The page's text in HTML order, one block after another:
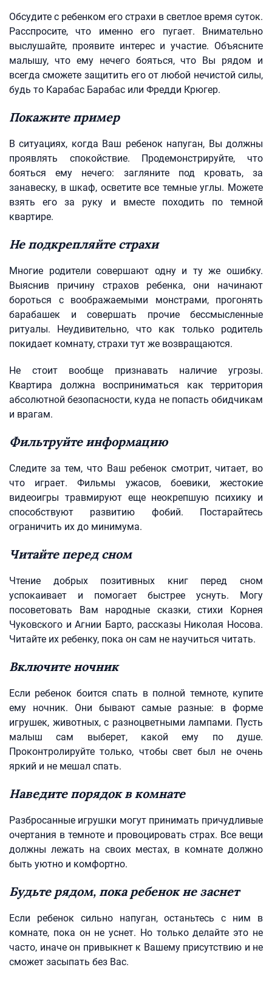
Обсудите с ребенком его страхи в светлое время суток.
Расспросите, что именно его пугает. Внимательно
выслушайте, проявите интерес и участие. Объясните
малышу, что ему нечего бояться, что Вы рядом и
всегда сможете защитить его от любой нечистой силы,
будь то Карабас Барабас или Фредди Крюгер.
Покажите пример
В ситуациях, когда Ваш ребенок напуган, Вы должны
проявлять спокойствие. Продемонстрируйте, что
бояться ему нечего: загляните под кровать, за
занавеску, в шкаф, осветите все темные углы. Можете
взять его за руку и вместе походить по темной
квартире.
Не подкрепляйте страхи
Многие родители совершают одну и ту же ошибку.
Выяснив причину страхов ребенка, они начинают
бороться с воображаемыми монстрами, прогонять
барабашек и совершать прочие бессмысленные
ритуалы. Неудивительно, что как только родитель
покидает комнату, страхи тут же возвращаются.
Не стоит вообще признавать наличие угрозы.
Квартира должна восприниматься как территория
абсолютной безопасности, куда не попасть обидчикам
и врагам.
Фильтруйте информацию
Следите за тем, что Ваш ребенок смотрит, читает, во
что играет. Фильмы ужасов, боевики, жестокие
видеоигры травмируют еще неокрепшую психику и
способствуют развитию фобий. Постарайтесь
ограничить их до минимума.
Читайте перед сном
Чтение добрых позитивных книг перед сном
успокаивает и помогает быстрее уснуть. Могу
посоветовать Вам народные сказки, стихи Корнея
Чуковского и Агнии Барто, рассказы Николая Носова.
Читайте их ребенку, пока он сам не научиться читать.
Включите ночник
Если ребенок боится спать в полной темноте, купите
ему ночник. Они бывают самые разные: в форме
игрушек, животных, с разноцветными лампами. Пусть
малыш сам выберет, какой ему по душе.
Проконтролируйте только, чтобы свет был не очень
яркий и не мешал спать.
Наведите порядок в комнате
Разбросанные игрушки могут принимать причудливые
очертания в темноте и провоцировать страх. Все вещи
должны лежать на своих местах, в комнате должно
быть уютно и комфортно.
Будьте рядом, пока ребенок не заснет
Если ребенок сильно напуган, останьтесь с ним в
комнате, пока он не уснет. Но только делайте это не
часто, иначе он привыкнет к Вашему присутствию и не
сможет засыпать без Вас.